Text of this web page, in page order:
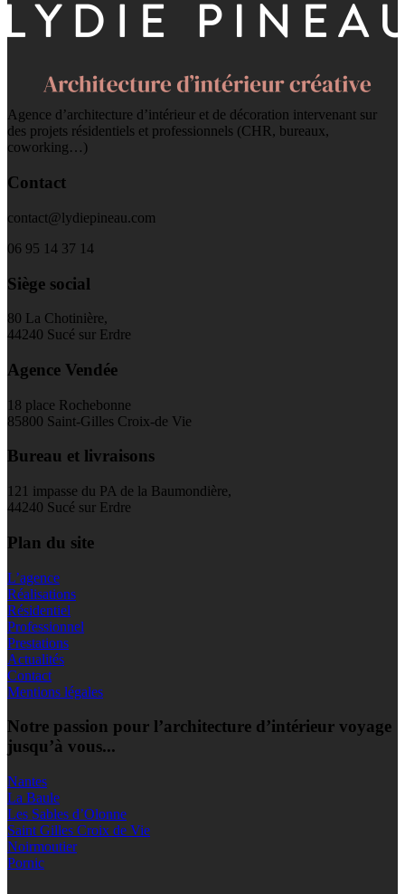
Agence d’architecture d’intérieur et de décoration intervenant sur
des projets résidentiels et professionnels (CHR, bureaux,
coworking…)
Contact
contact@lydiepineau.com
06 95 14 37 14
Siège social
80 La Chotinière,
44240 Sucé sur Erdre
Agence Vendée
18 place Rochebonne
85800 Saint-Gilles Croix-de Vie
Bureau et livraisons
121 impasse du PA de la Baumondière,
44240 Sucé sur Erdre
Plan du site
L’agence
Réalisations
Résidentiel
Professionnel
Prestations
Actualités
Contact
Mentions légales
Notre passion pour l’architecture d’intérieur voyage
jusqu’à vous...
Nantes
La Baule
Les Sables d’Olonne
Saint Gilles Croix de Vie
Noirmoutier
Pornic